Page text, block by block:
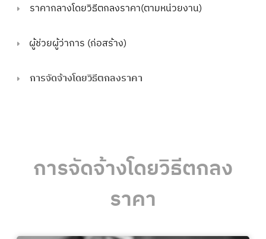
ราคากลางโดยวิธีตกลงราคา(ตามหน่วยงาน)
ผู้ช่วยผู้ว่าการ (ก่อสร้าง)
การจัดจ้างโดยวิธีตกลงราคา
การจัดจ้างโดยวิธีตกลง
ราคา